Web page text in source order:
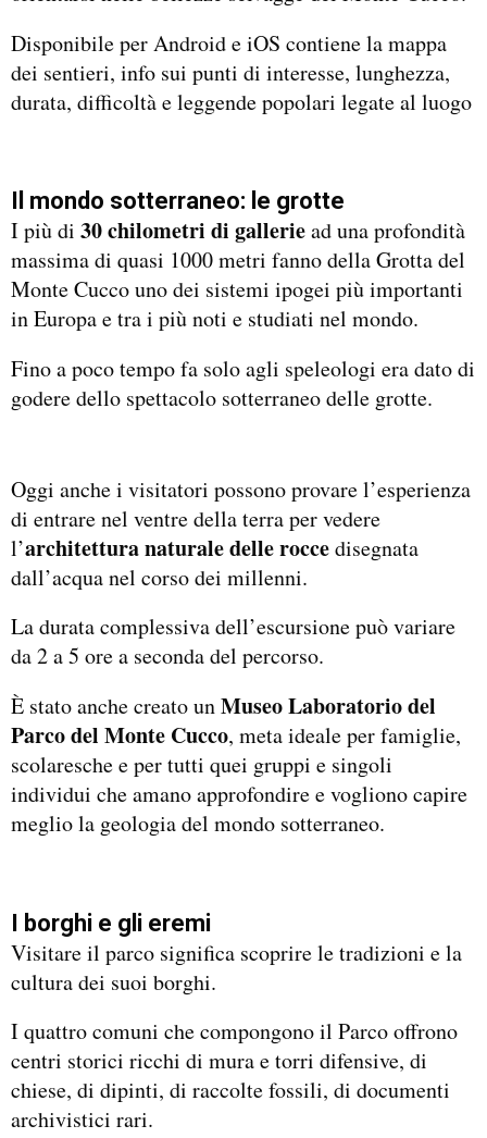
Disponibile per Android e iOS contiene la mappa
dei sentieri, info sui punti di interesse, lunghezza,
durata, difficoltà e leggende popolari legate al luogo
Il mondo sotterraneo: le grotte
I più di 30 chilometri di galleriead una profondità
massima di quasi 1000 metri fanno della Grotta del
Monte Cucco uno dei sistemi ipogei più importanti
in Europa e tra i più noti e studiati nel mondo.
Fino a poco tempo fa solo agli speleologi era dato di
godere dello spettacolo sotterraneo delle grotte.
Oggi anche i visitatori possono provare l’esperienza
di entrare nel ventre della terra per vedere
l’architettura naturale delle roccedisegnata
dall’acqua nel corso dei millenni.
La durata complessiva dell’escursione può variare
da 2 a 5 ore a seconda del percorso.
È stato anche creato unMuseo Laboratorio del
Parco del Monte Cucco, meta ideale per famiglie,
scolaresche e per tutti quei gruppi e singoli
individui che amano approfondire e vogliono capire
meglio la geologia del mondo sotterraneo.
I borghi e gli eremi
Visitare il parco significa scoprire le tradizioni e la
cultura dei suoi borghi.
I quattro comuni che compongono il Parco offrono
centri storici ricchi di mura e torri difensive, di
chiese, di dipinti, di raccolte fossili, di documenti
archivistici rari.